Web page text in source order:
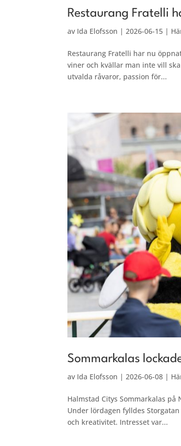
Restaurang Fratelli
av Ida Elofsson |2026-06-15 |
Restaurang Fratelli har nu
viner och kvällar man inte vill
utvalda råvaror, passion för...
Sommarkalas
av Ida Elofsson |2026-06-08 |
Halmstad Citys Sommarkalas
Under lördagen fylldes
och kreativitet. Intresset var...